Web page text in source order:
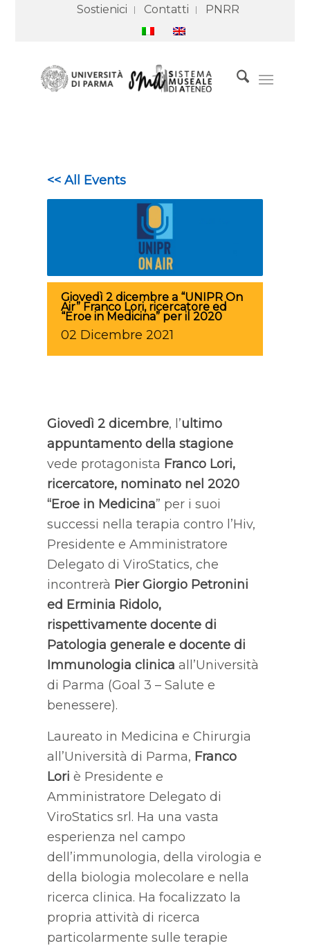
Sostienici Contatti PNRR
<< All Events
Giovedì 2 dicembre a “UNIPR On
Air” Franco Lori, ricercatore ed
“Eroe in Medicina” per il 2020
02 Dicembre 2021
Giovedì 2 dicembre, l’ultimo
appuntamento della stagione
vede protagonista Franco Lori,
ricercatore, nominato nel 2020
“Eroe in Medicina” per i suoi
successi nella terapia contro l’Hiv,
Presidente e Amministratore
Delegato di ViroStatics, che
incontrerà Pier Giorgio Petronini
ed Erminia Ridolo,
rispettivamente docente di
Patologia generale e docente di
Immunologia clinica all’Università
di Parma (Goal 3 – Salute e
benessere).
Laureato in Medicina e Chirurgia
all’Università di Parma, Franco
Lori è Presidente e
Amministratore Delegato di
ViroStatics srl. Ha una vasta
esperienza nel campo
dell’immunologia, della virologia e
della biologia molecolare e nella
ricerca clinica. Ha focalizzato la
propria attività di ricerca
particolarmente sulle terapie